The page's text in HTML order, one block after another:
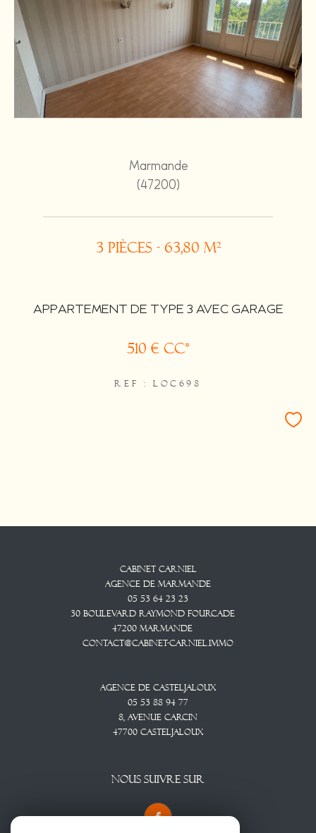
Marmande
(47200)
3 pièces - 63,80 m²
APPARTEMENT DE TYPE 3 AVEC GARAGE
510 € CC*
REF : LOC698
Cabinet CARNIEL
Agence De Marmande
05 53 64 23 23
30 Boulevard Raymond Fourcade
47200
Marmande
contact@cabinet-carniel.immo
Agence De Casteljaloux
05 53 88 94 77
8, Avenue CARCIN
47700
CASTELJALOUX
NOUS SUIVRE SUR